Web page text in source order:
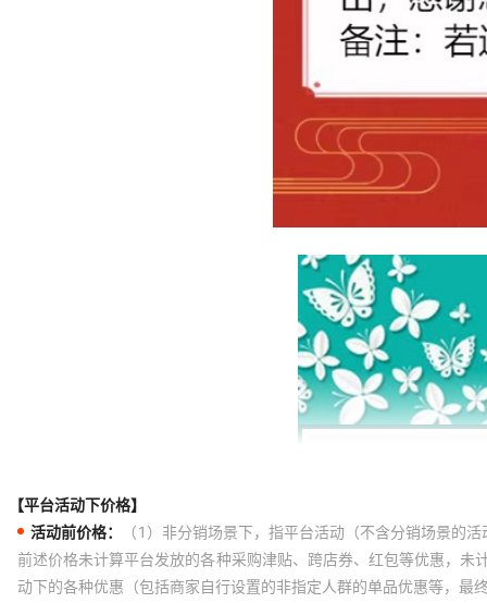
【平台活动下价格】
活动前价格：
（1）非分销场景下，指平台活动（不含分销场景的
前述价格未计算平台发放的各种采购津贴、跨店券、红包等优惠，
动下的各种优惠（包括商家自行设置的非指定人群的单品优惠等，